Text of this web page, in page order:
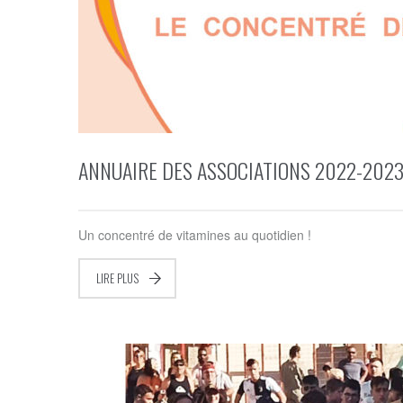
ANNUAIRE DES ASSOCIATIONS 2022-2023
Un concentré de vitamines au quotidien !
LIRE PLUS